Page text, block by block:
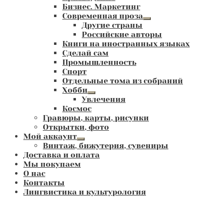
Бизнес. Маркетинг
Современная проза
Развернутое
меню
Другие страны
Российские авторы
Книги на иностранных языках
Сделай сам
Промышленность
Спорт
Отдельные тома из собраний
Хобби
Развернутое
вложенное
меню
Увлечения
Космос
Гравюры, карты, рисунки
Открытки, фото
Мой аккаунт
Развернутое
вложенное
меню
Винтаж, бижутерия, сувениры
Доставка и оплата
Мы покупаем
О нас
Контакты
Лингвистика и культурология